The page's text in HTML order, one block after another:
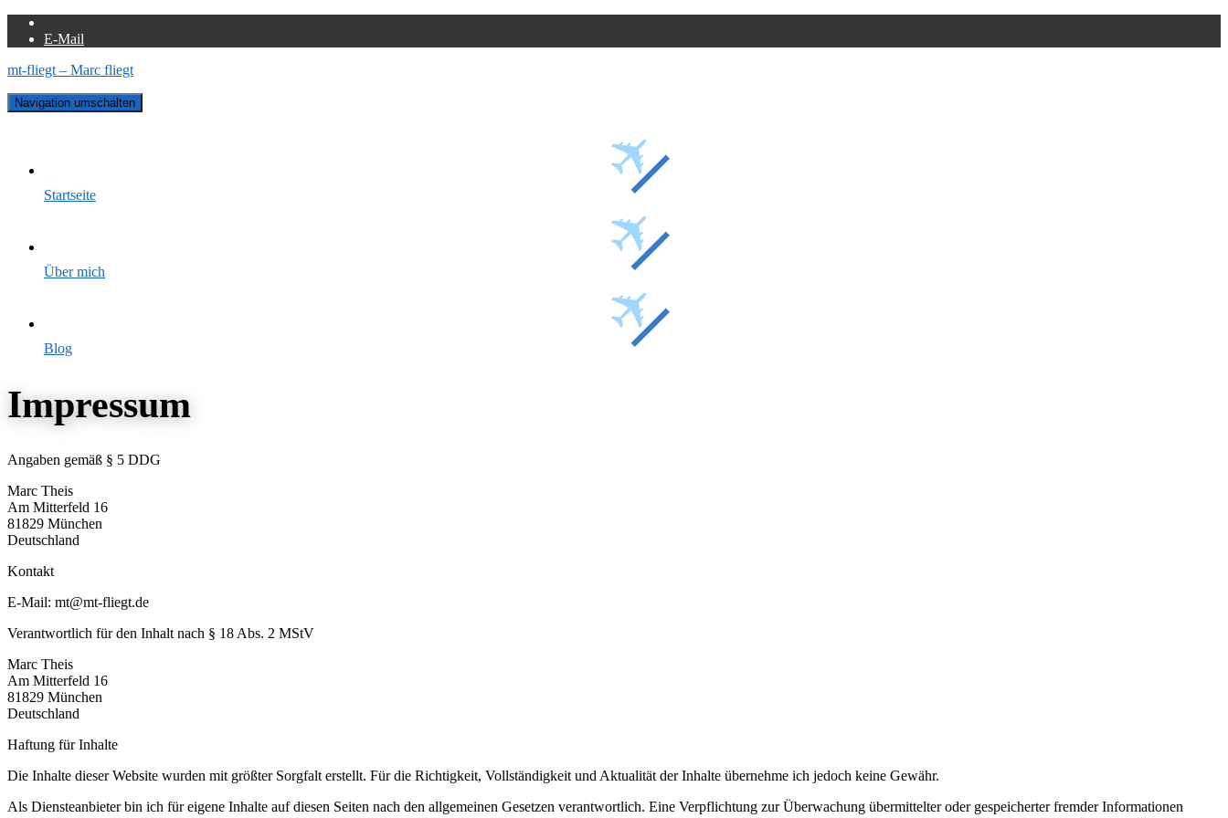
E-Mail
mt-fliegt – Marc fliegt
Navigation umschalten
Startseite
Über mich
Blog
Impressum
Angaben gemäß § 5 DDG
Marc Theis
Am Mitterfeld 16
81829 München
Deutschland
Kontakt
E-Mail: mt@mt-fliegt.de
Verantwortlich für den Inhalt nach § 18 Abs. 2 MStV
Marc Theis
Am Mitterfeld 16
81829 München
Deutschland
Haftung für Inhalte
Die Inhalte dieser Website wurden mit größter Sorgfalt erstellt. Für die Richtigkeit, Vollständigkeit und Aktualität der Inhalte übernehme ich jedoch keine Gewähr.
Als Diensteanbieter bin ich für eigene Inhalte auf diesen Seiten nach den allgemeinen Gesetzen verantwortlich. Eine Verpflichtung zur Überwachung übermittelter oder gespeicherter fremder Informationen